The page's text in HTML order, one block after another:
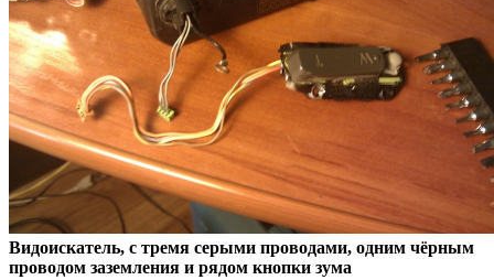
Видоискатель, с тремя серыми проводами, одним чёрным
проводом заземления и рядом кнопки зума